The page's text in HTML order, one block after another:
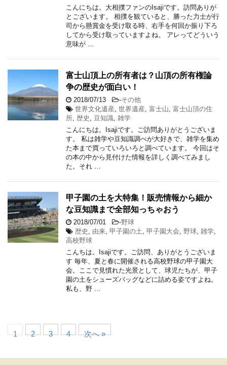
こんにちは。大相撲ファンのIsajiです。訪問ありが
とございます。 相撲を観ていると、勝った力士が行
司から懸賞金を受け取る時、右手を何回か振り下ろ
してから受け取っていますよね。 アレってどういう
意味が …
富士山頂上の所有者は？山頂の所有権論
争の歴史が面白い！
2018/07/13 -その他
世界文化遺産 世界遺産 富士山 富士山頂の住
所 歴史 豆知識 雑学
こんにちは。Isajiです。ご訪問ありがとうございま
す。 私は雑学や豆知識調べが大好きで、雑学を集め
た本まで買っていろいろと調べています。 今回はそ
の本の中から見付けた情報を詳しく調べてみまし
た。それ …
甲子園の土を大特集！販売情報から細か
な豆知識まで全部知っちゃおう
2018/07/01 -野球
歴史
由来 甲子園の土 甲子園大会 野球 雑学
高校野球
こんちは。Isajiです。ご訪問、ありがとうございま
す 毎年、夏と春に開催される高校野球の甲子園大
会。ここで見慣れた光景として、球児たちが、甲子
園の土をシューズバッグなどに詰める姿ですよね。
私も、野 …
1 2 3 4 次へ »